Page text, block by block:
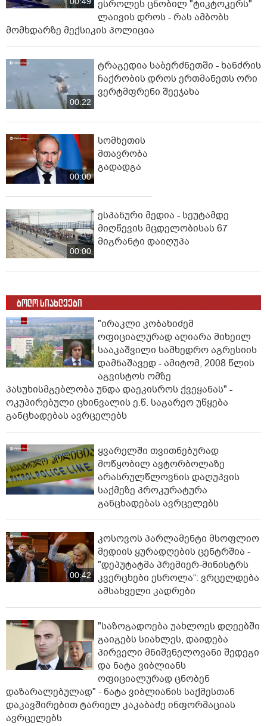
ესროლეს ცნობილ "ტიკტოკერს"
ლაივის დროს - რას ამბობს
მომხდარზე მექსიკის პოლიცია
00:22
ტრაგედია საბერძნეთში - ხანძრის
ჩაქრობის დროს ერთმანეთს ორი
ვერტმფრენი შეეჯახა
00:00
სომხეთის
მთავრობა
გადადგა
00:00
ესპანური მედია - სეუტამდე
მიღწევის მცდელობისას 67
მიგრანტი დაიღუპა
ბოლო სიახლეები
"ირაკლი კობახიძემ
ოფიციალურად აღიარა მიხეილ
სააკაშვილი სამხედრო აგრესიის
დამნაშავედ - ამიტომ, 2008 წლის
აგვისტოს ომზე
პასუხისმგებლობა უნდა დაეკისროს ქვეყანას" -
ოკუპირებული ცხინვალის ე.წ. საგარეო უწყება
განცხადებას ავრცელებს
ყვარელში თვითნებურად
მოწყობილ ავტორბოლაზე
არასრულწლოვნის დაღუპვის
საქმეზე პროკურატურა
განცხადებას ავრცელებს
00:42
კოსოვოს პარლამენტი მსოფლიო
მედიის ყურადღების ცენტრშია -
"დეპუტატმა პრემიერ-მინისტრს
კვერცხები ესროლა“: ვრცელდება
ამსახველი კადრები
"საზოგადოება უახლოეს დღეებში
გაიგებს სიახლეს, დაიდება
პირველი მნიშვნელოვანი შედეგი
და ნატა ვიბლიანს
ოფიციალურად ცნობენ
დაზარალებულად" - ნატა ვიბლიანის საქმესთან
დაკავშირებით ტარიელ კაკაბაძე ინფორმაციას
ავრცელებს